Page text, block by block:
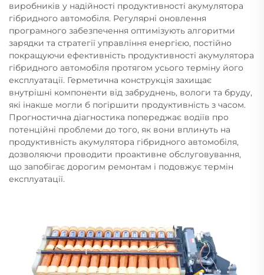
виробників у надійності продуктивності акумулятора
гібридного автомобіля. Регулярні оновлення
програмного забезпечення оптимізують алгоритми
зарядки та стратегії управління енергією, постійно
покращуючи ефективність продуктивності акумулятора
гібридного автомобіля протягом усього терміну його
експлуатації. Герметична конструкція захищає
внутрішні компоненти від забруднень, вологи та бруду,
які інакше могли б погіршити продуктивність з часом.
Прогностична діагностика попереджає водіїв про
потенційні проблеми до того, як вони вплинуть на
продуктивність акумулятора гібридного автомобіля,
дозволяючи проводити проактивне обслуговування,
що запобігає дорогим ремонтам і подовжує термін
експлуатації.